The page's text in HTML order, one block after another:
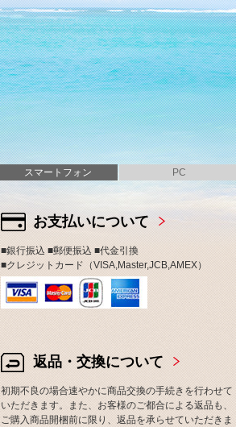
スマートフォン PC
お支払いについて
■銀行振込 ■郵便振込 ■代金引換
■クレジットカード（VISA,Master,JCB,AMEX）
返品・交換について
初期不良の場合速やかに商品交換の手続きを行わせて
いただきます。また、お客様のご都合による返品も、
ご購入商品開梱前に限り、返品を承らせていただきま